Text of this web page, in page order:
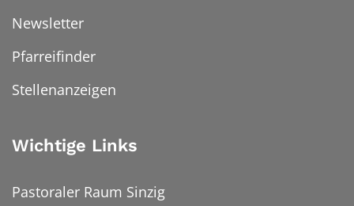
Newsletter
Pfarreifinder
Stellenanzeigen
Wichtige Links
Pastoraler Raum Sinzig